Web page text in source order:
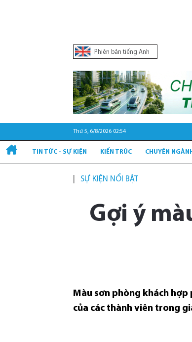
Phiên bản tiếng Anh
Thứ 5, 6/8/2026 02:54
TIN TỨC - SỰ KIỆN KIẾN TRÚC CHUYÊN NGÀNH
SỰ KIỆN NỔI BẬT
Gợi ý
Màu sơn phòng khách
của các thành viên trong